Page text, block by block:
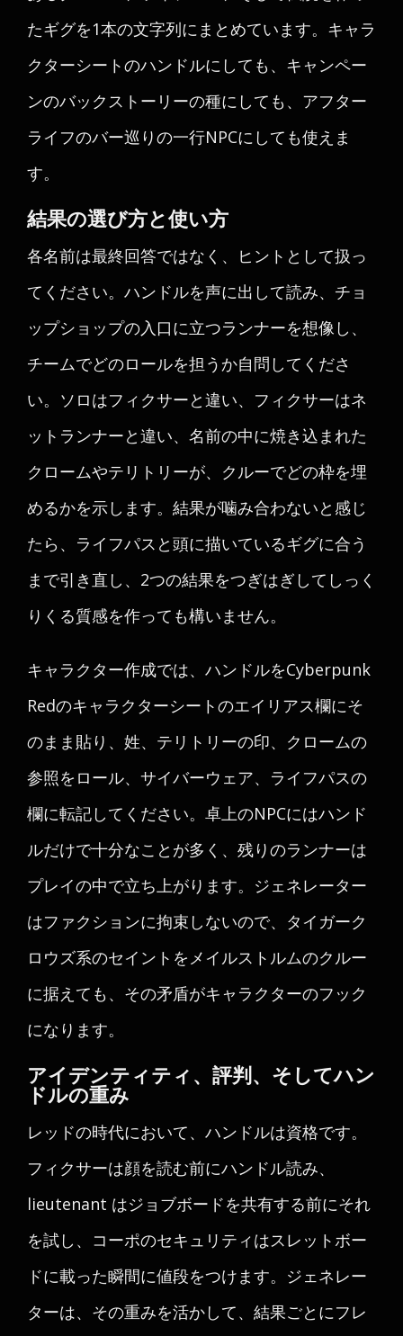
たギグを1本の文字列にまとめています。キャラ
クターシートのハンドルにしても、キャンペー
ンのバックストーリーの種にしても、アフター
ライフのバー巡りの一行NPCにしても使えま
す。
結果の選び方と使い方
各名前は最終回答ではなく、ヒントとして扱っ
てください。ハンドルを声に出して読み、チョ
ップショップの入口に立つランナーを想像し、
チームでどのロールを担うか自問してくださ
い。ソロはフィクサーと違い、フィクサーはネ
ットランナーと違い、名前の中に焼き込まれた
クロームやテリトリーが、クルーでどの枠を埋
めるかを示します。結果が噛み合わないと感じ
たら、ライフパスと頭に描いているギグに合う
まで引き直し、2つの結果をつぎはぎしてしっく
りくる質感を作っても構いません。
キャラクター作成では、ハンドルをCyberpunk
Redのキャラクターシートのエイリアス欄にそ
のまま貼り、姓、テリトリーの印、クロームの
参照をロール、サイバーウェア、ライフパスの
欄に転記してください。卓上のNPCにはハンド
ルだけで十分なことが多く、残りのランナーは
プレイの中で立ち上がります。ジェネレーター
はファクションに拘束しないので、タイガーク
ロウズ系のセイントをメイルストルムのクルー
に据えても、その矛盾がキャラクターのフック
になります。
アイデンティティ、評判、そしてハン
ドルの重み
レッドの時代において、ハンドルは資格です。
フィクサーは顔を読む前にハンドル読み、
lieutenant はジョブボードを共有する前にそれ
を試し、コーポのセキュリティはスレットボー
ドに載った瞬間に値段をつけます。ジェネレー
ターは、その重みを活かして、結果ごとにフレ